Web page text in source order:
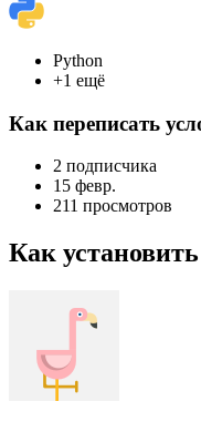
Python
+1 ещё
Как переписать
2 подписчика
15 февр.
211 просмотров
Как